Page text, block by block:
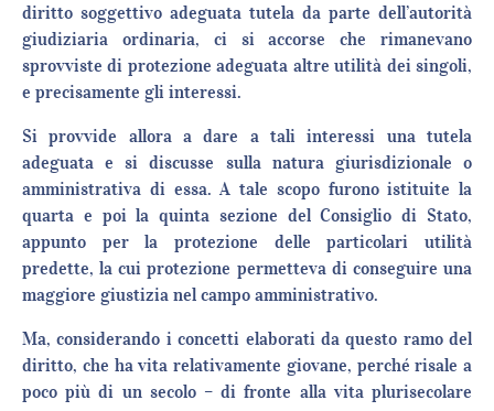
diritto soggettivo adeguata tutela da parte dell’autorità
giudiziaria ordinaria, ci si accorse che rimanevano
sprovviste di protezione adeguata altre utilità dei singoli,
e precisamente gli interessi.
Si provvide allora a dare a tali interessi una tutela
adeguata e si discusse sulla natura giurisdizionale o
amministrativa di essa. A tale scopo furono istituite la
quarta e poi la quinta sezione del Consiglio di Stato,
appunto per la protezione delle particolari utilità
predette, la cui protezione permetteva di conseguire una
maggiore giustizia nel campo amministrativo.
Ma, considerando i concetti elaborati da questo ramo del
diritto, che ha vita relativamente giovane, perché risale a
poco più di un secolo – di fronte alla vita plurisecolare